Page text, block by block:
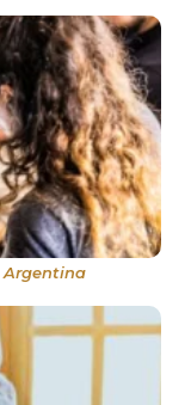
Argentina